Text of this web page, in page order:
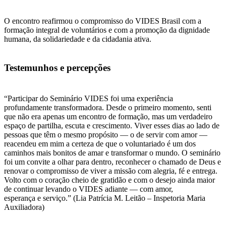
O encontro reafirmou o compromisso do VIDES Brasil com a
formação integral de voluntários e com a promoção da dignidade
humana, da solidariedade e da cidadania ativa.
Testemunhos e percepções
“Participar do Seminário VIDES foi uma experiência
profundamente transformadora. Desde o primeiro momento, senti
que não era apenas um encontro de formação, mas um verdadeiro
espaço de partilha, escuta e crescimento. Viver esses dias ao lado de
pessoas que têm o mesmo propósito — o de servir com amor —
reacendeu em mim a certeza de que o voluntariado é um dos
caminhos mais bonitos de amar e transformar o mundo. O seminário
foi um convite a olhar para dentro, reconhecer o chamado de Deus e
renovar o compromisso de viver a missão com alegria, fé e entrega.
Volto com o coração cheio de gratidão e com o desejo ainda maior
de continuar levando o VIDES adiante — com amor,
esperança e serviço.” (Lia Patrícia M. Leitão – Inspetoria Maria
Auxiliadora)